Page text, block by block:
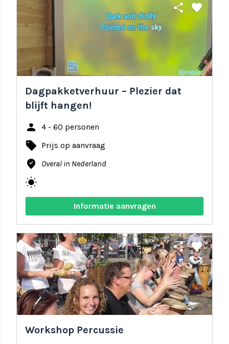
share favorite
Dagpakketverhuur – Plezier dat
blijft hangen!
person 4 - 60 personen
local_offer Prijs op aanvraag
where_to_vote Overal in Nederland
wb_sunny
Informatie aanvragen
share favorite
Workshop Percussie